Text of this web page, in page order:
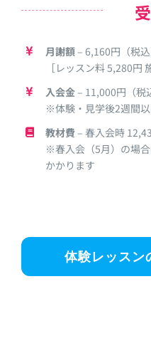
月謝額– 6,160円（税込
［レッスン料 5,280円
入会金– 11,000円（税
※体験・見学後2週間
教材費– 春入会時
※春入会（5月）の場
かかります
体験レッスン